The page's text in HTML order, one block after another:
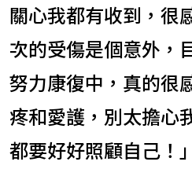
關心我都有收到，很
次的受傷是個意外，
努力康復中，真的很
疼和愛護，別太擔心
都要好好照顧自己！